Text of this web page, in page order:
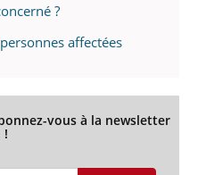
?
affectées
vous à la newsletter
!